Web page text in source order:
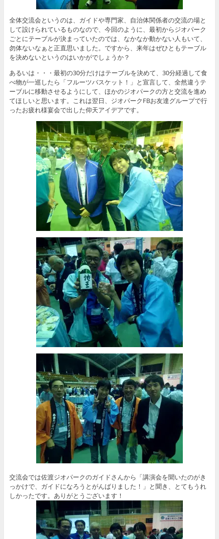
全体交流会というのは、ガイドや専門家、自治体関係者の交流の場と
して設けられているものなので、今回のように、最初からジオパーク
ごとにテーブルが決まっていたのでは、なかなか動かない人もいて、
勿体ないなぁと正直思いました。ですから、来年はぜひともテーブル
を決めないというのはいかがでしょうか？
あるいは・・・最初の30分だけはテーブルを決めて、30分経過して食
べ物が一巡したら「フルーツバスケット！」と宣言して、全然違うテ
ーブルに移動させるようにして、ほかのジオパークの方と交流を進め
てほしいと思います。これは翌日、ジオパークFBお友達グループで行
ったお疲れ様宴会で出した仰天アイデアです。
交流会では佐渡ジオパークのガイドさんから「講演会を聞いたのがき
っかけで、ガイドになろうとがんばりました！」と聞き、とてもうれ
しかったです。ありがとうございます！